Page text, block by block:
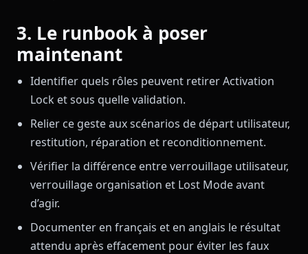
3. Le runbook à poser
maintenant
Identifier quels rôles peuvent retirer Activation
Lock et sous quelle validation.
Relier ce geste aux scénarios de départ utilisateur,
restitution, réparation et reconditionnement.
Vérifier la différence entre verrouillage utilisateur,
verrouillage organisation et Lost Mode avant
d’agir.
Documenter en français et en anglais le résultat
attendu après effacement pour éviter les faux